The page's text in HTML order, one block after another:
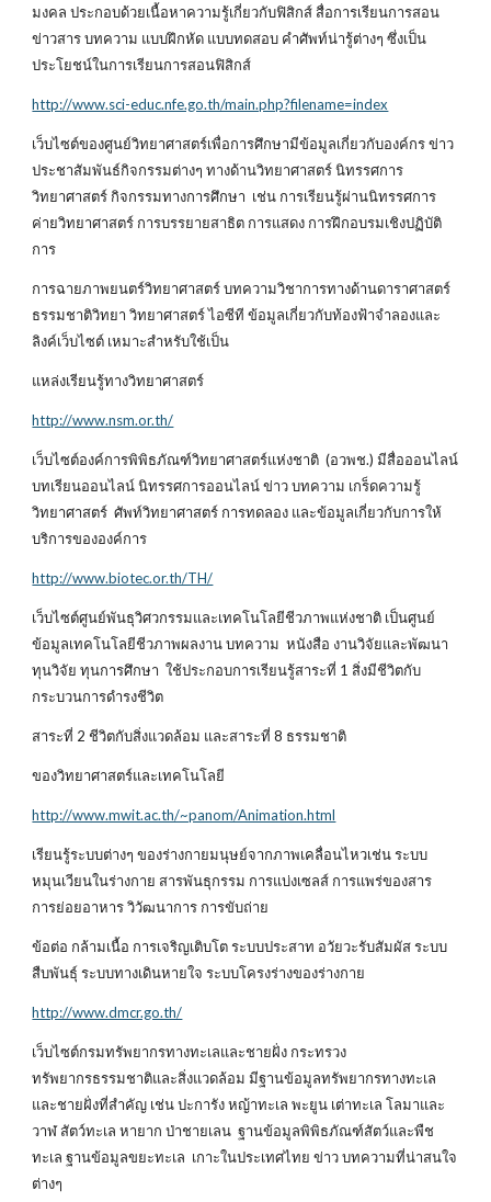
มงคล ประกอบด้วยเนื้อหาความรู้เกี่ยวกับฟิสิกส์ สื่อการเรียนการสอน
ข่าวสาร บทความ แบบฝึกหัด แบบทดสอบ คำศัพท์น่ารู้ต่างๆ ซึ่งเป็น
ประโยชน์ในการเรียนการสอนฟิสิกส์
http://www.sci-educ.nfe.go.th/main.php?filename=index
เว็บไซต์ของศูนย์วิทยาศาสตร์เพื่อการศึกษามีข้อมูลเกี่ยวกับองค์กร ข่าว
ประชาสัมพันธ์กิจกรรมต่างๆ ทางด้านวิทยาศาสตร์ นิทรรศการ
วิทยาศาสตร์ กิจกรรมทางการศึกษา เช่น การเรียนรู้ผ่านนิทรรศการ
ค่ายวิทยาศาสตร์ การบรรยายสาธิต การแสดง การฝึกอบรมเชิงปฏิบัติ
การ
การฉายภาพยนตร์วิทยาศาสตร์ บทความวิชาการทางด้านดาราศาสตร์
ธรรมชาติวิทยา วิทยาศาสตร์ ไอซีที ข้อมูลเกี่ยวกับท้องฟ้าจำลองและ
ลิงค์เว็บไซต์ เหมาะสำหรับใช้เป็น
แหล่งเรียนรู้ทางวิทยาศาสตร์
http://www.nsm.or.th/
เว็บไซต์องค์การพิพิธภัณฑ์วิทยาศาสตร์แห่งชาติ (อวพช.) มีสื่อออนไลน์
บทเรียนออนไลน์ นิทรรศการออนไลน์ ข่าว บทความ เกร็ดความรู้
วิทยาศาสตร์ ศัพท์วิทยาศาสตร์ การทดลอง และข้อมูลเกี่ยวกับการให้
บริการขององค์การ
http://www.biotec.or.th/TH/
เว็บไซต์ศูนย์พันธุวิศวกรรมและเทคโนโลยีชีวภาพแห่งชาติ เป็นศูนย์
ข้อมูลเทคโนโลยีชีวภาพผลงาน บทความ หนังสือ งานวิจัยและพัฒนา
ทุนวิจัย ทุนการศึกษา ใช้ประกอบการเรียนรู้สาระที่ 1 สิ่งมีชีวิตกับ
กระบวนการดำรงชีวิต
สาระที่ 2 ชีวิตกับสิ่งแวดล้อม และสาระที่ 8 ธรรมชาติ
ของวิทยาศาสตร์และเทคโนโลยี
http://www.mwit.ac.th/~panom/Animation.html
เรียนรู้ระบบต่างๆ ของร่างกายมนุษย์จากภาพเคลื่อนไหวเช่น ระบบ
หมุนเวียนในร่างกาย สารพันธุกรรม การแบ่งเซลส์ การแพร่ของสาร
การย่อยอาหาร วิวัฒนาการ การขับถ่าย
ข้อต่อ กล้ามเนื้อ การเจริญเติบโต ระบบประสาท อวัยวะรับสัมผัส ระบบ
สืบพันธุ์ ระบบทางเดินหายใจ ระบบโครงร่างของร่างกาย
http://www.dmcr.go.th/
เว็บไซต์กรมทรัพยากรทางทะเลและชายฝั่ง กระทรวง
ทรัพยากรธรรมชาติและสิ่งแวดล้อม มีฐานข้อมูลทรัพยากรทางทะเล
และชายฝั่งที่สำคัญ เช่น ปะการัง หญ้าทะเล พะยูน เต่าทะเล โลมาและ
วาฬ สัตว์ทะเล หายาก ป่าชายเลน ฐานข้อมูลพิพิธภัณฑ์สัตว์และพืช
ทะเล ฐานข้อมูลขยะทะเล เกาะในประเทศไทย ข่าว บทความที่น่าสนใจ
ต่างๆ